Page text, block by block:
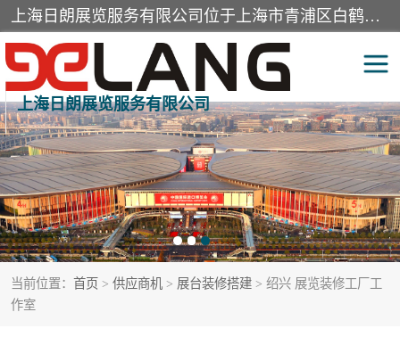
上海日朗展览服务有限公司位于上海市青浦区白鹤镇，营业范围有展览展示会务服务，室内装饰设计及施工，展示道具设计制作，舞台设计，图文设计，灯箱制作，园林绿化工程，广告装潢材料，建筑材料，办公用品，工艺礼品日用百货销售。
上海日朗展览服务有限公司
当前位置： 首页 > 供应商机 > 展台装修搭建 > 绍兴 展览装修工厂工
作室
展台装修搭建 活动会议执行
展厅装修 专柜制作
展会装修设计 展会搭建
活动策划 展会服务